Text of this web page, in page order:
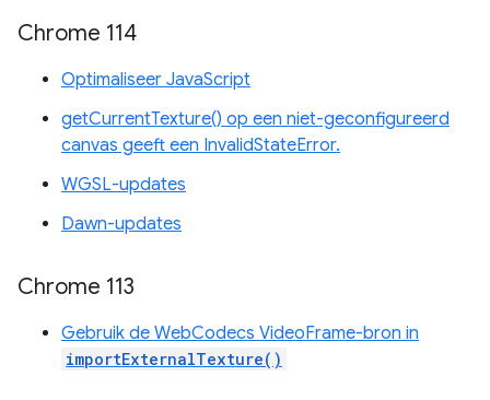
Chrome 114
Optimaliseer JavaScript
getCurrentTexture() op een niet-geconfigureerd
canvas geeft een InvalidStateError.
WGSL-updates
Dawn-updates
Chrome 113
Gebruik de WebCodecs VideoFrame-bron in
importExternalTexture()